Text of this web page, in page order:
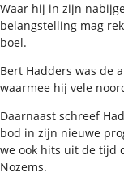
Waar hij in zijn
belangstelling mag
boel.
Bert Hadders was de
waarmee hij vele
Daarnaast schreef
bod in zijn nieuwe
we ook hits uit de tijd
Nozems.